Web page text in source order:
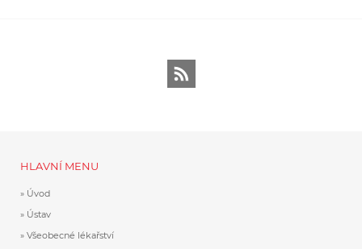
HLAVNÍ MENU
Úvod
Ústav
Všeobecné lékařství